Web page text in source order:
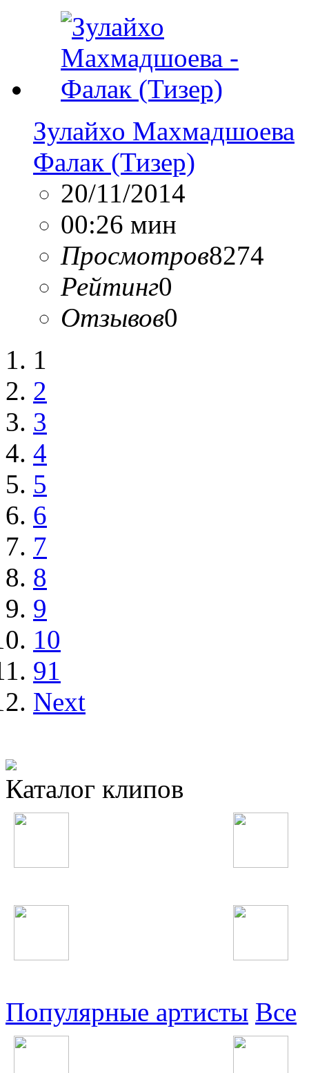
Зулайхо Махмадшоева
Фалак (Тизер)
20/11/2014
00:26 мин
Просмотров8274
Рейтинг0
Отзывов0
1
2
3
4
5
6
7
8
9
10
91
Next
Каталог клипов
Популярные артисты Все